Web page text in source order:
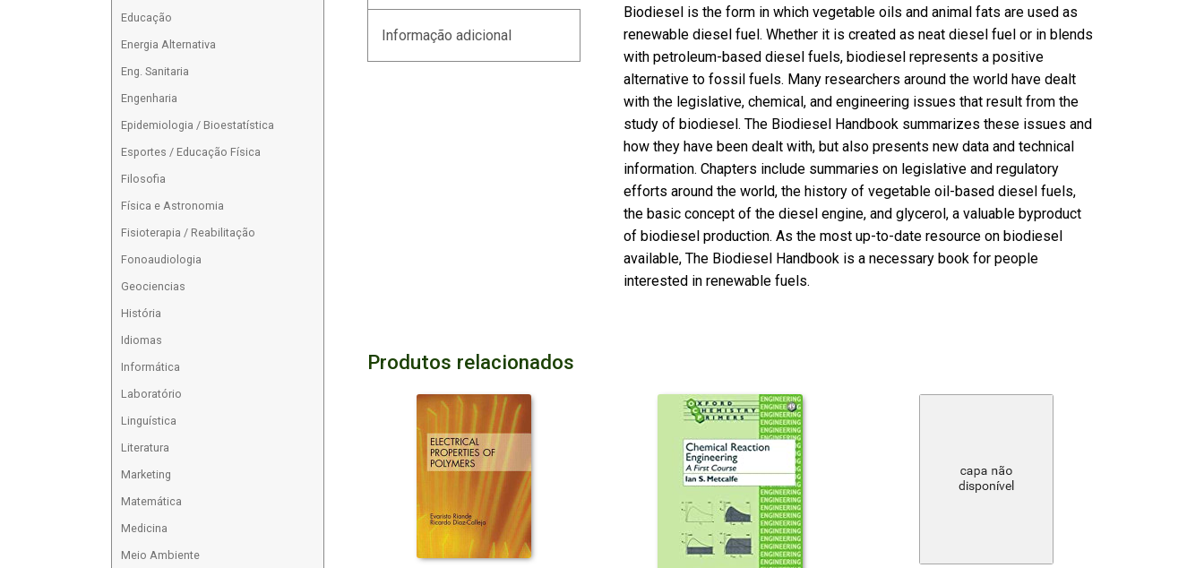
Informação adicional
Biodiesel is the form in which vegetable oils and animal fats are used as
renewable diesel fuel. Whether it is created as neat diesel fuel or in blends
with petroleum-based diesel fuels, biodiesel represents a positive
alternative to fossil fuels. Many researchers around the world have dealt
with the legislative, chemical, and engineering issues that result from the
study of biodiesel. The Biodiesel Handbook summarizes these issues and
how they have been dealt with, but also presents new data and technical
information. Chapters include summaries on legislative and regulatory
efforts around the world, the history of vegetable oil-based diesel fuels,
the basic concept of the diesel engine, and glycerol, a valuable byproduct
of biodiesel production. As the most up-to-date resource on biodiesel
available, The Biodiesel Handbook is a necessary book for people
interested in renewable fuels.
Produtos relacionados
Educação
Energia Alternativa
Eng. Sanitaria
Engenharia
Epidemiologia / Bioestatística
Esportes / Educação Física
Filosofia
Física e Astronomia
Fisioterapia / Reabilitação
Fonoaudiologia
Geociencias
História
Idiomas
Informática
Laboratório
Linguística
Literatura
Marketing
Matemática
Medicina
Meio Ambiente